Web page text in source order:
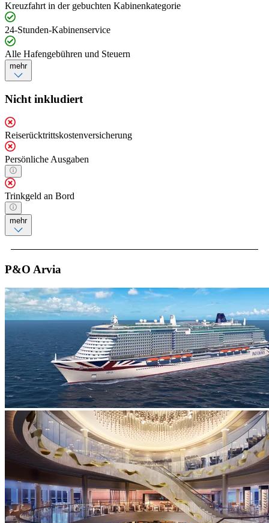
Kreuzfahrt in der gebuchten Kabinenkategorie
24-Stunden-Kabinenservice
Alle Hafengebühren und Steuern
mehr
Nicht inkludiert
Reiserücktrittskostenversicherung
Persönliche Ausgaben
Trinkgeld an Bord
mehr
P&O Arvia